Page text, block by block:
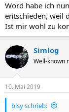
:
Word habe ich
entschieden, weil
Ist mir wohl zu
Simlog
Well-known
10. Mai 2019
bisy schrieb: